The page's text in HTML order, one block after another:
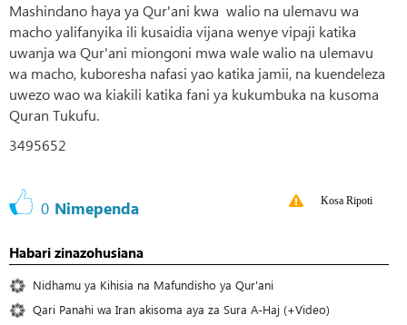
Mashindano haya ya Qur'ani kwa walio na ulemavu wa
macho yalifanyika ili kusaidia vijana wenye vipaji katika
uwanja wa Qur'ani miongoni mwa wale walio na ulemavu
wa macho, kuboresha nafasi yao katika jamii, na kuendeleza
uwezo wao wa kiakili katika fani ya kukumbuka na kusoma
Quran Tukufu.
3495652
0 Nimependa Kosa Ripoti
Habari zinazohusiana
Nidhamu ya Kihisia na Mafundisho ya Qur'ani
Qari Panahi wa Iran akisoma aya za Sura A-Haj (+Video)